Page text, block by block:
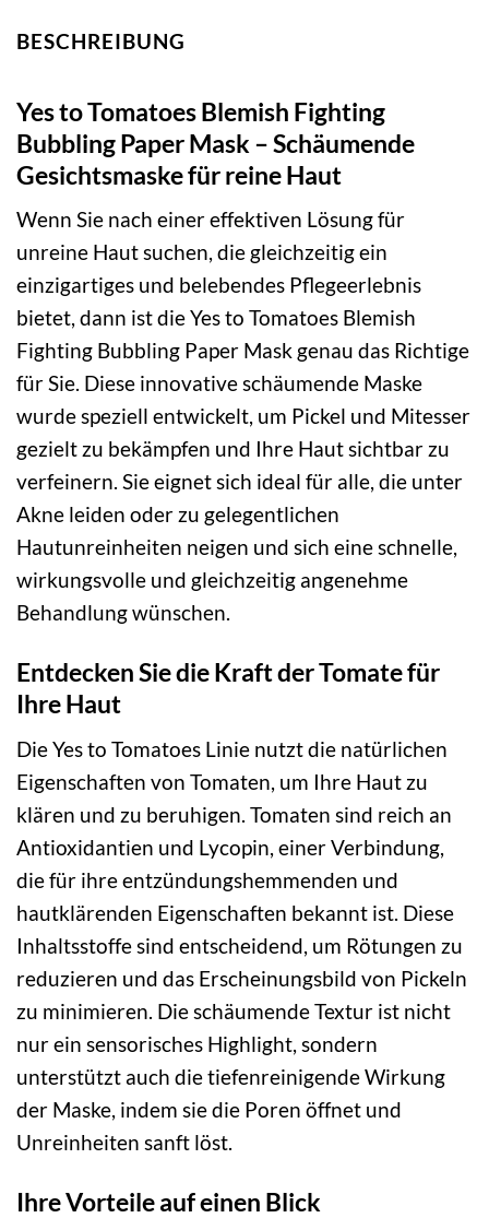
BESCHREIBUNG
Yes to Tomatoes Blemish Fighting
Bubbling Paper Mask – Schäumende
Gesichtsmaske für reine Haut
Wenn Sie nach einer effektiven Lösung für
unreine Haut suchen, die gleichzeitig ein
einzigartiges und belebendes Pflegeerlebnis
bietet, dann ist die Yes to Tomatoes Blemish
Fighting Bubbling Paper Mask genau das Richtige
für Sie. Diese innovative schäumende Maske
wurde speziell entwickelt, um Pickel und Mitesser
gezielt zu bekämpfen und Ihre Haut sichtbar zu
verfeinern. Sie eignet sich ideal für alle, die unter
Akne leiden oder zu gelegentlichen
Hautunreinheiten neigen und sich eine schnelle,
wirkungsvolle und gleichzeitig angenehme
Behandlung wünschen.
Entdecken Sie die Kraft der Tomate für
Ihre Haut
Die Yes to Tomatoes Linie nutzt die natürlichen
Eigenschaften von Tomaten, um Ihre Haut zu
klären und zu beruhigen. Tomaten sind reich an
Antioxidantien und Lycopin, einer Verbindung,
die für ihre entzündungshemmenden und
hautklärenden Eigenschaften bekannt ist. Diese
Inhaltsstoffe sind entscheidend, um Rötungen zu
reduzieren und das Erscheinungsbild von Pickeln
zu minimieren. Die schäumende Textur ist nicht
nur ein sensorisches Highlight, sondern
unterstützt auch die tiefenreinigende Wirkung
der Maske, indem sie die Poren öffnet und
Unreinheiten sanft löst.
Ihre Vorteile auf einen Blick